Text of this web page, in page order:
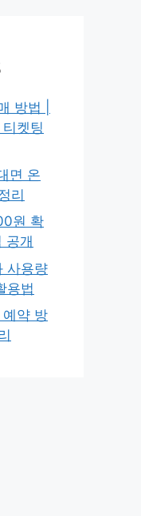
방법 |
켓팅
면 온
리
원 확
공개
사용량
용법
약 방